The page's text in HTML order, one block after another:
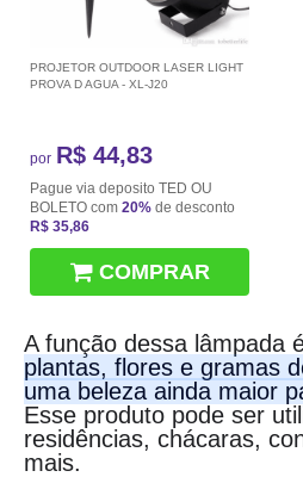
PROJETOR OUTDOOR LASER LIGHT
PROVA D AGUA - XL-J20
por R$ 44,83
Pague via deposito TED OU
BOLETO com 20% de desconto
R$ 35,86
COMPRAR
A função dessa lâmpada
plantas, flores e gramas
uma beleza ainda maior
Esse produto pode ser
residências, chácaras,
mais.